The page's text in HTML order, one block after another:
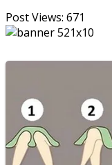
Post Views: 671